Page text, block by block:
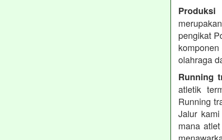
Produksi
pengikat
olahraga
Running
atletik
Running
Jalur
mana